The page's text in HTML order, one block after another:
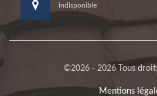
indisponible
©2026 - 2026 Tous
Mentions